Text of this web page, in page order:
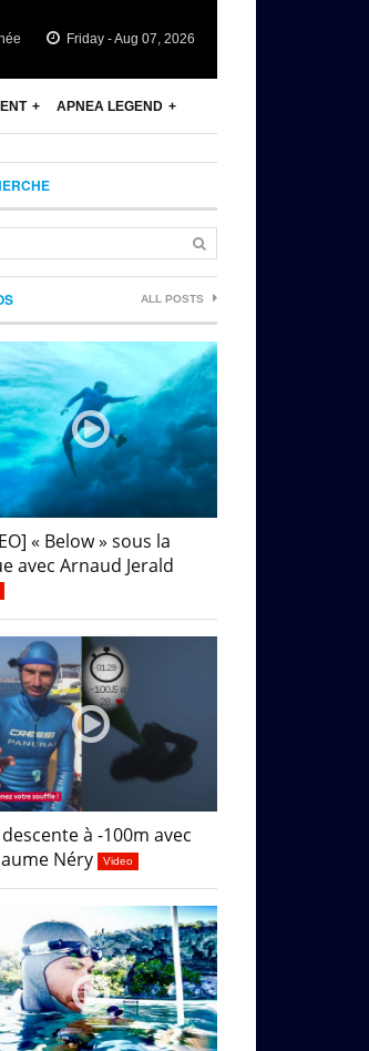
Friday - Aug 07, 2026
APNEA LEGEND
ALL POSTS
« Below » sous la
avec Arnaud Jerald
à -100m avec
Néry
Video